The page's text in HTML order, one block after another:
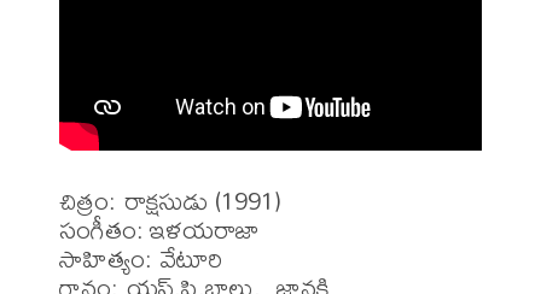
చిత్రం: రాక్షసుడు (1991)
సంగీతం: ఇళయరాజా
సాహిత్యం: వేటూరి